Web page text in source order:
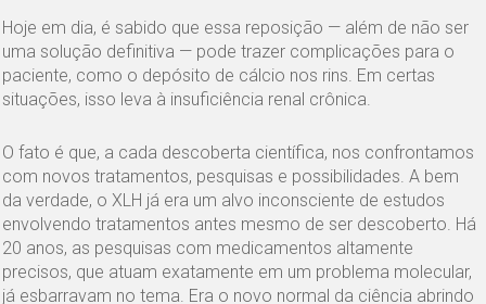
Hoje em dia, é sabido que essa reposição — além de não ser
uma solução definitiva — pode trazer complicações para o
paciente, como o depósito de cálcio nos rins. Em certas
situações, isso leva à insuficiência renal crônica.
O fato é que, a cada descoberta científica, nos confrontamos
com novos tratamentos, pesquisas e possibilidades. A bem
da verdade, o XLH já era um alvo inconsciente de estudos
envolvendo tratamentos antes mesmo de ser descoberto. Há
20 anos, as pesquisas com medicamentos altamente
precisos, que atuam exatamente em um problema molecular,
já esbarravam no tema. Era o novo normal da ciência abrindo